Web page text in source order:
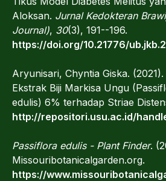
Aloksan. Jurnal Kedokteran
Journal), 30(3), 191--196.
https://doi.org/10.21776/
Aryunisari, Chyntia Giska.
Ekstrak Biji Markisa Ungu
edulis) 6% terhadap Striae
http://repositori.usu.ac.id/
Passiflora edulis - Plant Finder.
Missouribotanicalgarden.org.
https://